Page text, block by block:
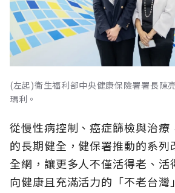
(左起)衛生福利部中央健康保險署署長陳
瑪利。
從慢性病控制、癌症篩檢與治療
的長期健全，健保署推動的系列
全網，讓更多人不僅活得老、活
向健康且充滿活力的「不老台灣